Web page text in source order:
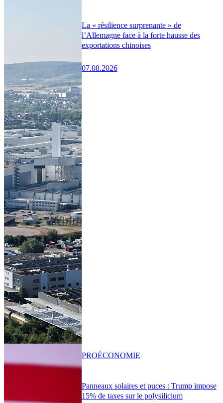
La « résilience surprenante » de
l’Allemagne face à la forte hausse des
exportations chinoises
07.08.2026
Panneaux solaires et puces : Trump impose
15% de taxes sur le polysilicium
PROÉCONOMIE